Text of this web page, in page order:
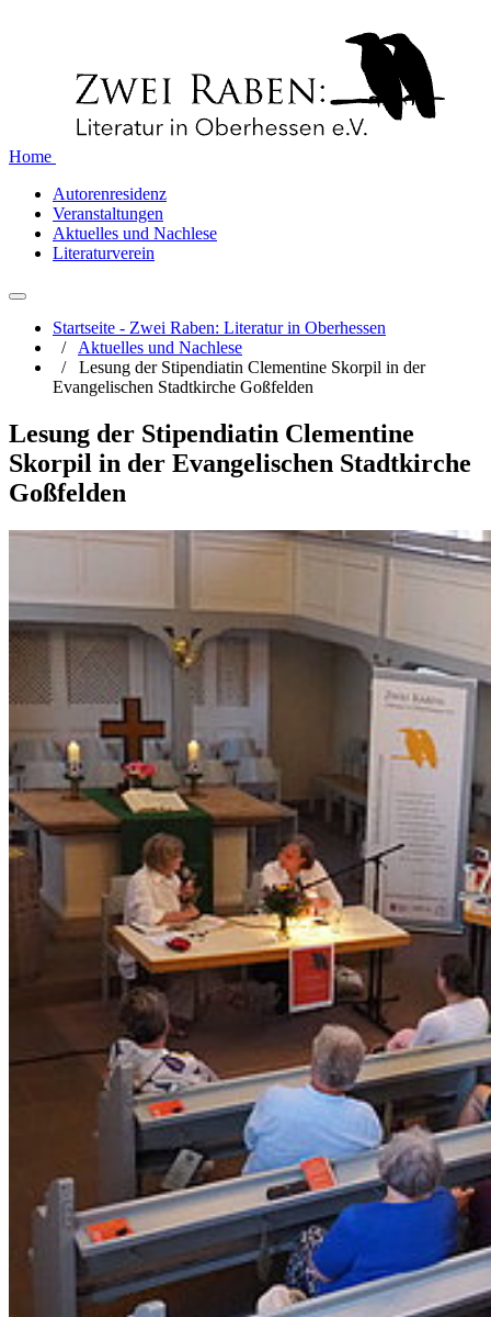
Home
Autorenresidenz
Veranstaltungen
Aktuelles und Nachlese
Literaturverein
Startseite - Zwei Raben: Literatur in Oberhessen
/ Aktuelles und Nachlese
/ Lesung der Stipendiatin Clementine Skorpil in der
Evangelischen Stadtkirche Goßfelden
Lesung der Stipendiatin Clementine
Skorpil in der Evangelischen Stadtkirche
Goßfelden